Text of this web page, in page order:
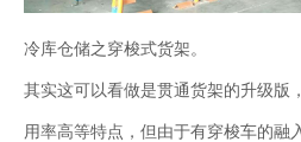
冷库仓储之穿梭式货架。
其实这可以看做是贯通货架的升级版
用率高等特点，但由于有穿梭车的融